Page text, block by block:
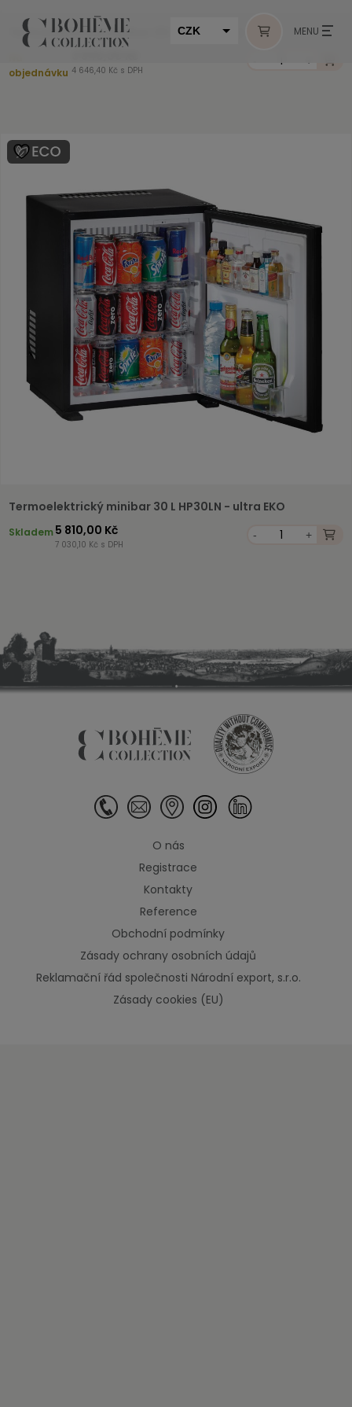
CZK MENU
Termoelektrický minibar 20 l TP20N - Eko
objednávku 4 646,40 Kč s DPH
+
Termoelektrický minibar 30 L HP30LN - ultra EKO
Skladem5 810,00 Kč
7 030,10 Kč s DPH
- +
O nás
Registrace
Kontakty
Reference
Obchodní podmínky
Zásady ochrany osobních údajů
Reklamační řád společnosti Národní export, s.r.o.
Zásady cookies (EU)